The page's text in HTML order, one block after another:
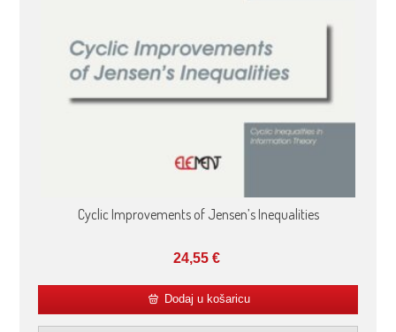
Cyclic Improvements of Jensen’s Inequalities
24,55 €
Dodaj u košaricu